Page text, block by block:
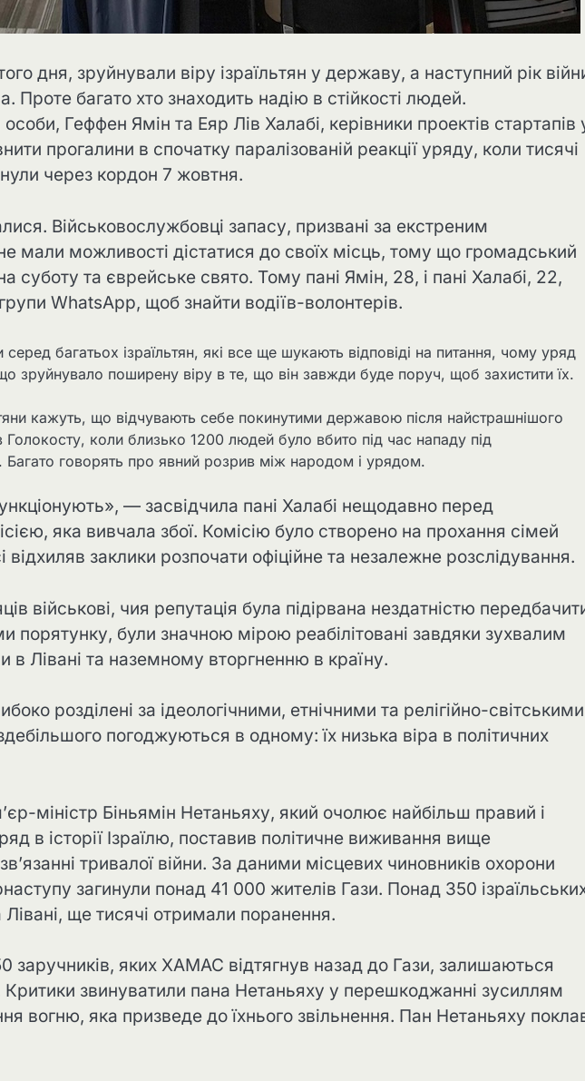
дня, зруйнували віру ізраїльтян у державу, а наступний рік
Проте багато хто знаходить надію в стійкості людей.
особи, Геффен Ямін та Еяр Лів Халабі, керівники проектів стартапів
прогалини в спочатку паралізованій реакції уряду, коли тисячі
через кордон 7 жовтня.
Військовослужбовці запасу, призвані за екстреним
мали можливості дістатися до своїх місць, тому що громадський
суботу та єврейське свято. Тому пані Ямін, 28, і пані Халабі, 22,
WhatsApp, щоб знайти водіїв-волонтерів.
багатьох ізраїльтян, які все ще шукають відповіді на питання, чому уряд
зруйнувало поширену віру в те, що він завжди буде поруч, щоб захистити їх.
кажуть, що відчувають себе покинутими державою після найстрашнішого
Голокосту, коли близько 1200 людей було вбито під час нападу під
говорять про явний розрив між народом і урядом.
— засвідчила пані Халабі нещодавно перед
яка вивчала збої. Комісію було створено на прохання сімей
відхиляв заклики розпочати офіційне та незалежне розслідування.
військові, чия репутація була підірвана нездатністю
порятунку, були значною мірою реабілітовані завдяки зухвалим
в Лівані та наземному вторгненню в країну.
розділені за ідеологічними, етнічними та релігійно-світськими
погоджуються в одному: їх низька віра в політичних
міністр Біньямін Нетаньяху, який очолює найбільш правий і
в історії Ізраїлю, поставив політичне виживання вище
тривалої війни. За даними місцевих чиновників охорони
загинули понад 41 000 жителів Гази. Понад 350
Лівані, ще тисячі отримали поранення.
заручників, яких ХАМАС відтягнув назад до Гази, залишаються
Критики звинуватили пана Нетаньяху у перешкоджанні зусиллям
вогню, яка призведе до їхнього звільнення. Пан Нетаньяху